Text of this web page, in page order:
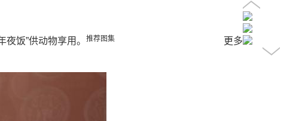
饭”供动物享用。 推荐图集 更多